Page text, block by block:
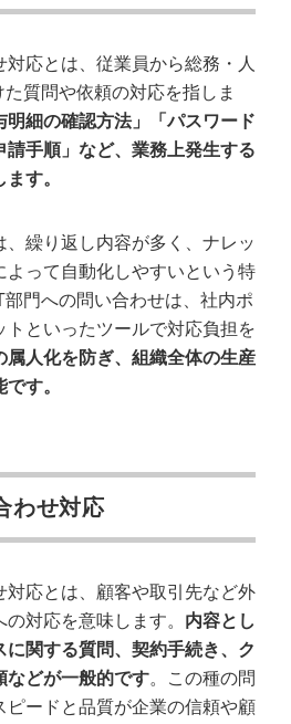
】問い合わせ対応を任せる
いるケース
はカリトルくんにお任せく
応とは、従業員から総務・人
質問や依頼の対応を指しま
明細の確認方法」「パスワード
請手順」など、業務上発生する
す。
、繰り返し内容が多く、ナレッ
よって自動化しやすいという特
門への問い合わせは、社内ポ
トといったツールで対応負担を
属人化を防ぎ、組織全体の生産
す。
わせ対応
対応とは、顧客や取引先など外
対応を意味します。 内容とし
関する質問、契約手続き、ク
などが一般的です。この種の問
ピードと品質が企業の信頼や顧